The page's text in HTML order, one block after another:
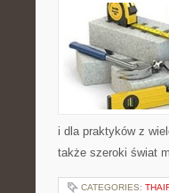
i dla praktyków z
także szeroki świat
CATEGORIES: